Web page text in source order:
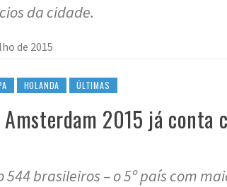
da cidade.
de 2015
HOLANDA ÚLTIMAS
2015 já conta
544 brasileiros – o 5º país com